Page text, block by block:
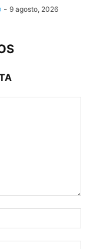
- 9 agosto, 2026